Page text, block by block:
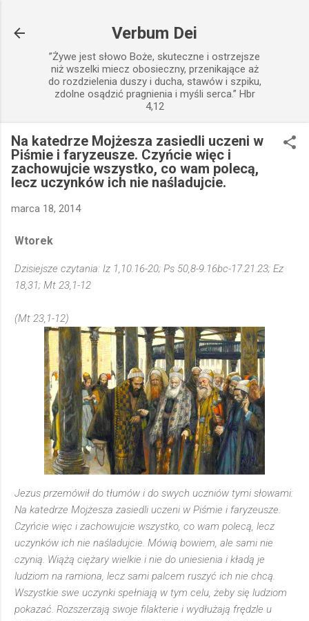
Verbum Dei
”Żywe jest słowo Boże, skuteczne i ostrzejsze
niż wszelki miecz obosieczny, przenikające aż
do rozdzielenia duszy i ducha, stawów i szpiku,
zdolne osądzić pragnienia i myśli serca.” Hbr
4,12
Na katedrze Mojżesza zasiedli uczeni w
Piśmie i faryzeusze. Czyńcie więc i
zachowujcie wszystko, co wam polecą,
lecz uczynków ich nie naśladujcie.
marca 18, 2014
Wtorek
Dzisiejsze czytania: Iz 1,10.16-20; Ps 50,8-9.16bc-17.21.23; Ez
18,31; Mt 23,1-12
(Mt 23,1-12)
Jezus przemówił do tłumów i do swych uczniów tymi słowami:
Na katedrze Mojżesza zasiedli uczeni w Piśmie i faryzeusze.
Czyńcie więc i zachowujcie wszystko, co wam polecą, lecz
uczynków ich nie naśladujcie. Mówią bowiem, ale sami nie
czynią. Wiążą ciężary wielkie i nie do uniesienia i kładą je
ludziom na ramiona, lecz sami palcem ruszyć ich nie chcą.
Wszystkie swe uczynki spełniają w tym celu, żeby się ludziom
pokazać. Rozszerzają swoje filakterie i wydłużają frędzle u